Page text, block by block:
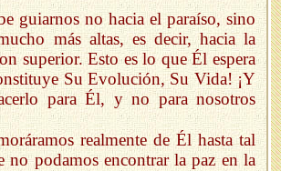
guiarnos no hacia el paraíso, sino
más altas, es decir, hacia la
superior. Esto es lo que Él espera
Su Evolución, Su Vida! ¡Y
para Él, y no para nosotros
realmente de Él hasta tal
no podamos encontrar la paz en la